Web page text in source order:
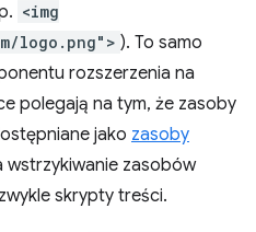
<img
logo.png"> ). To samo
rozszerzenia na
polegają na tym, że zasoby
jako zasoby
wstrzykiwanie zasobów
skrypty treści.